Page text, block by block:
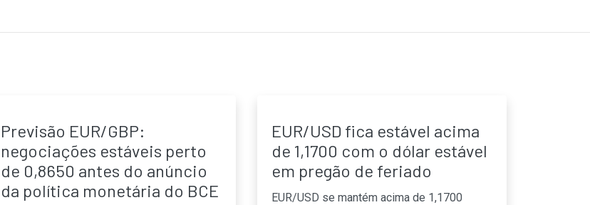
Previsão EUR/GBP:
negociações estáveis perto
de 0,8650 antes do anúncio
da política monetária do BCE
EUR/USD fica estável acima
de 1,1700 com o dólar estável
em pregão de feriado
EUR/USD se mantém acima de 1,1700